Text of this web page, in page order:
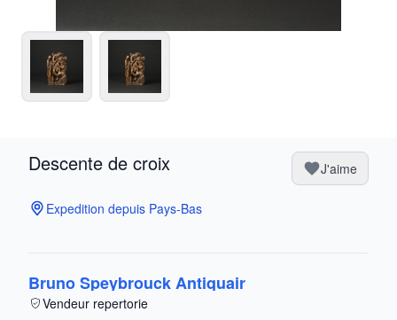
Descente de croix J'aime
Expedition depuis Pays-Bas
Bruno Speybrouck Antiquair
Vendeur repertorie